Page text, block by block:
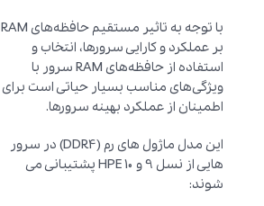
با توجه به تاثیر مستقیم حافظه‌های RAM
بر عملکرد و کارایی سرورها، انتخاب و
استفاده از حافظه‌های RAM سرور با
ویژگی‌های مناسب بسیار حیاتی است برای
اطمینان از عملکرد بهینه سرورها.
این مدل ماژول های رم (DDR4) در سرور
هایی از نسل 9 و 10 HPE پشتیبانی می
شوند: